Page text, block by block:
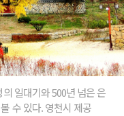
일대기와 500년 넘은 은
수 있다. 영천시 제공